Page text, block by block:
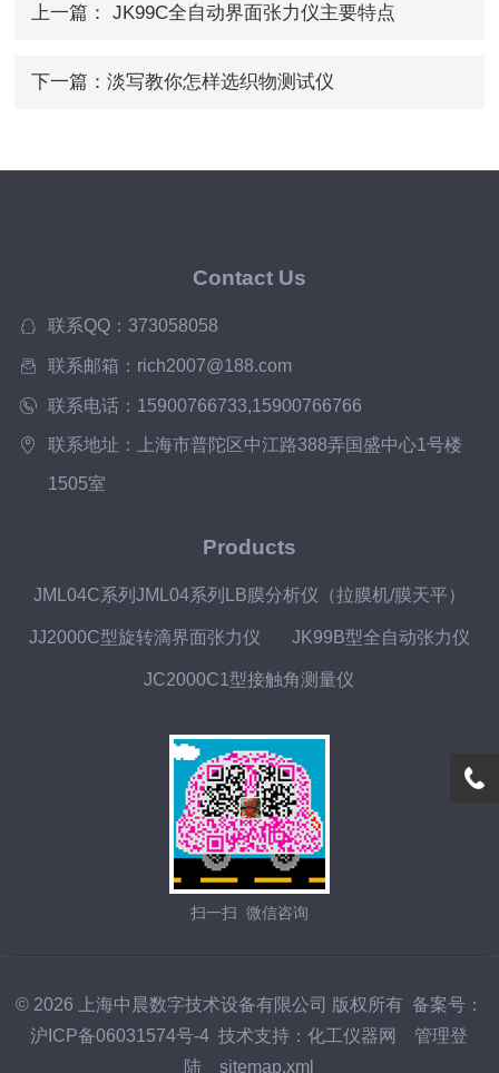
上一篇： JK99C全自动界面张力仪主要特点
下一篇： 淡写教你怎样选织物测试仪
Contact Us
联系QQ：373058058
联系邮箱：rich2007@188.com
联系电话：15900766733,15900766766
联系地址：上海市普陀区中江路388弄国盛中心1号楼
1505室
Products
JML04C系列JML04系列LB膜分析仪（拉膜机/膜天平）
JJ2000C型旋转滴界面张力仪 JK99B型全自动张力仪
JC2000C1型接触角测量仪
扫一扫 微信咨询
© 2026 上海中晨数字技术设备有限公司 版权所有 备案号：
沪ICP备06031574号-4 技术支持：化工仪器网
管理登
陆
sitemap.xml